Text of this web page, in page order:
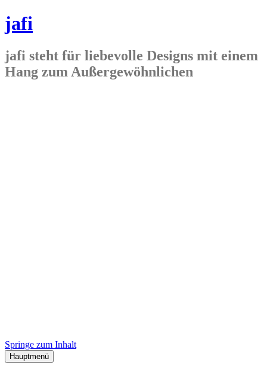
jafi
jafi steht für liebevolle Designs mit einem
Hang zum Außergewöhnlichen
Springe zum Inhalt
Hauptmenü